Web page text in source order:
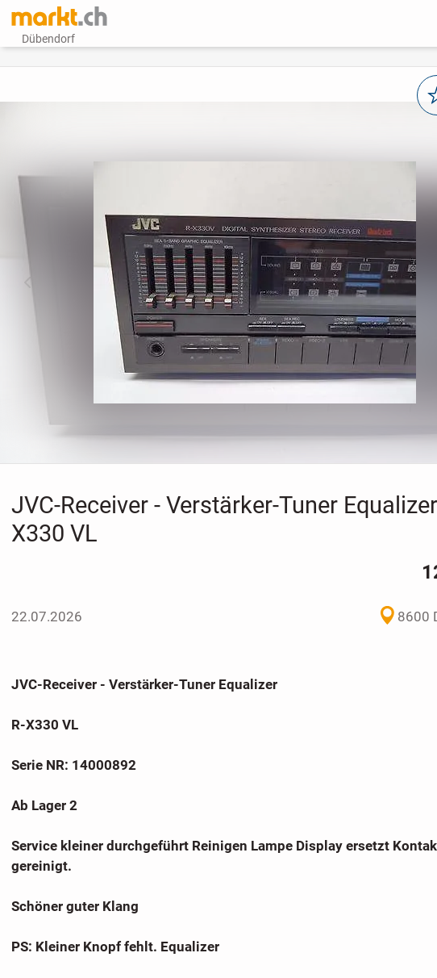
Dübendorf
vorheriges Bild
JVC-Receiver - Verstärker-Tuner
X330 VL
22.07.2026 8600
JVC-Receiver - Verstärker-Tuner Equalizer
R-X330 VL
Serie NR: 14000892
Ab Lager 2
Service kleiner durchgeführt Reinigen Lampe Display ersetzt
gereinigt.
Schöner guter Klang
PS: Kleiner Knopf fehlt. Equalizer